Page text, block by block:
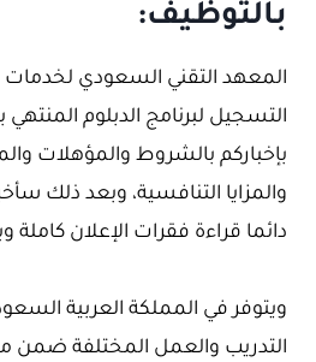
بالتوظيف:
المعهد التقني السعودي لخدمات
التسجيل لبرنامج الدبلوم المنتهي
بإخباركم بالشروط والمؤهلات
والمزايا التنافسية، وبعد ذلك
دائما قراءة فقرات الإعلان كاملة
ويتوفر في المملكة العربية